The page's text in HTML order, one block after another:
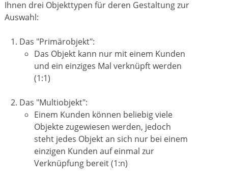
Ihnen drei Objekttypen für deren Gestaltung zur
Auswahl:
Das "Primärobjekt":
Das Objekt kann nur mit einem Kunden
und ein einziges Mal verknüpft werden
(1:1)
Das "Multiobjekt":
Einem Kunden können beliebig viele
Objekte zugewiesen werden, jedoch
steht jedes Objekt an sich nur bei einem
einzigen Kunden auf einmal zur
Verknüpfung bereit (1:n)